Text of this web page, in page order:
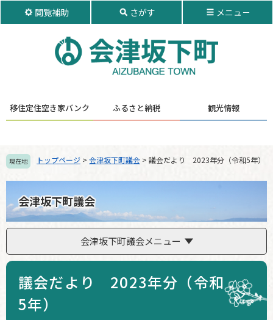
本
閲覧補助 さがす メニュ－
移住定住空き家バンク ふるさと納税 観光情報
現在地 トップページ > 会津坂下町議会 > 議会だより 2023年分（令和5年）
会津坂下町議会
会津坂下町議会メニュー
議会だより 2023年分（令和
5年）